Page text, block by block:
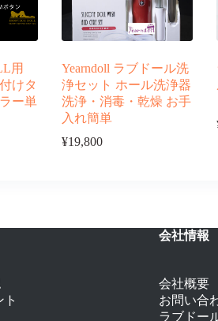
用
けタ
ー単
Yearndoll ラブドール洗
浄セット ホール洗浄器
洗浄・消毒・乾燥 お手
入れ簡単
¥19,800
会社情報
会社概要
お問い合
ラブドー